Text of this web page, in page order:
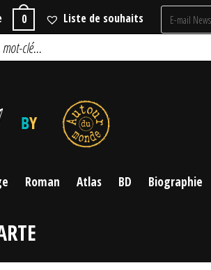
0 Liste de souhaits
Roman Atlas BD Biographie